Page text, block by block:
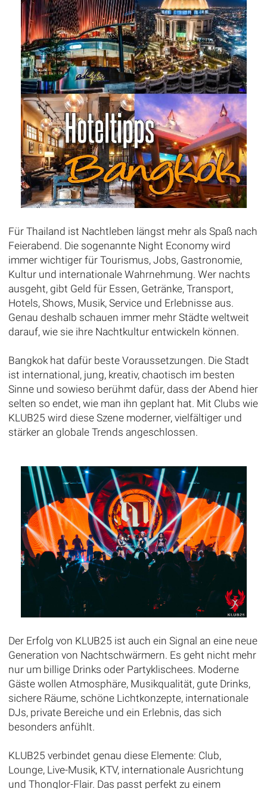
Für Thailand ist Nachtleben längst mehr als Spaß nach
Feierabend. Die sogenannte Night Economy wird
immer wichtiger für Tourismus, Jobs, Gastronomie,
Kultur und internationale Wahrnehmung. Wer nachts
ausgeht, gibt Geld für Essen, Getränke, Transport,
Hotels, Shows, Musik, Service und Erlebnisse aus.
Genau deshalb schauen immer mehr Städte weltweit
darauf, wie sie ihre Nachtkultur entwickeln können.
Bangkok hat dafür beste Voraussetzungen. Die Stadt
ist international, jung, kreativ, chaotisch im besten
Sinne und sowieso berühmt dafür, dass der Abend hier
selten so endet, wie man ihn geplant hat. Mit Clubs wie
KLUB25 wird diese Szene moderner, vielfältiger und
stärker an globale Trends angeschlossen.
Der Erfolg von KLUB25 ist auch ein Signal an eine neue
Generation von Nachtschwärmern. Es geht nicht mehr
nur um billige Drinks oder Partyklischees. Moderne
Gäste wollen Atmosphäre, Musikqualität, gute Drinks,
sichere Räume, schöne Lichtkonzepte, internationale
DJs, private Bereiche und ein Erlebnis, das sich
besonders anfühlt.
KLUB25 verbindet genau diese Elemente: Club,
Lounge, Live-Musik, KTV, internationale Ausrichtung
und Thonglor-Flair. Das passt perfekt zu einem